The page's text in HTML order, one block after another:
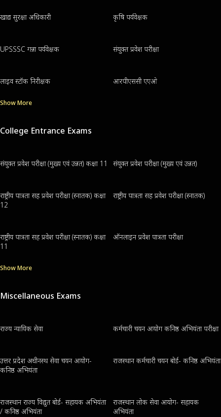
खाद्य सुरक्षा अधिकारी कृषि पर्यवेक्षक
UPSSSC गन्ना पर्यवेक्षक संयुक्त प्रवेश परीक्षा
लाइव स्टॉक निरीक्षक आरपीएससी एएओ
Show More
College Entrance Exams
संयुक्त प्रवेश परीक्षा (मुख्य एवं उन्नत) कक्षा 11 संयुक्त प्रवेश परीक्षा (मुख्य एवं उन्नत)
राष्ट्रीय पात्रता सह प्रवेश परीक्षा (स्नातक) कक्षा
12
राष्ट्रीय पात्रता सह प्रवेश परीक्षा (स्नातक)
राष्ट्रीय पात्रता सह प्रवेश परीक्षा (स्नातक) कक्षा
11
ऑनलाइन प्रवेश पात्रता परीक्षा
Show More
Miscellaneous Exams
राज्य न्यायिक सेवा कर्मचारी चयन आयोग कनिष्ठ अभियंता परीक्षा
उत्तर प्रदेश अधीनस्थ सेवा चयन आयोग-
कनिष्ठ अभियंता
राजस्थान कर्मचारी चयन बोर्ड- कनिष्ठ अभियंता
राजस्थान राज्य विद्युत बोर्ड- सहायक अभियंता
/ कनिष्ठ अभियंता
राजस्थान लोक सेवा आयोग- सहायक
अभियंता